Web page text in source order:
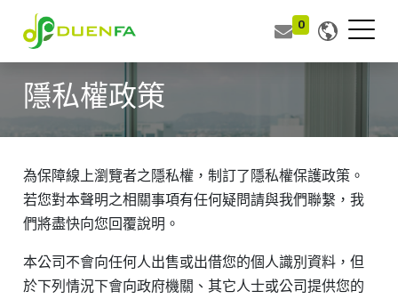
0
隱私權政策
為保障線上瀏覽者之隱私權，制訂了隱私權保護政策。
若您對本聲明之相關事項有任何疑問請與我們聯繫，我
們將盡快向您回覆說明。
本公司不會向任何人出售或出借您的個人識別資料，但
於下列情況下會向政府機關、其它人士或公司提供您的